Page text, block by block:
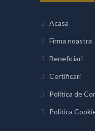
Acasa
Firma noastra
Beneficiari
Certificari
Politica de
Politica